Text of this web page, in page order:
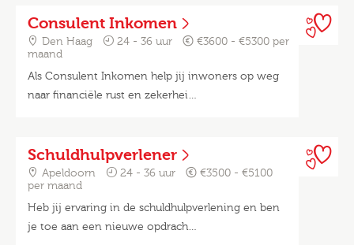
Consulent Inkomen
Den Haag 24 - 36 uur
€3600 - €5300 per
maand
Als Consulent Inkomen help jij inwoners op weg
naar financiële rust en zekerhei…
Schuldhulpverlener
Apeldoorn 24 - 36 uur
€3500 - €5100
per maand
Heb jij ervaring in de schuldhulpverlening en ben
je toe aan een nieuwe opdrach…